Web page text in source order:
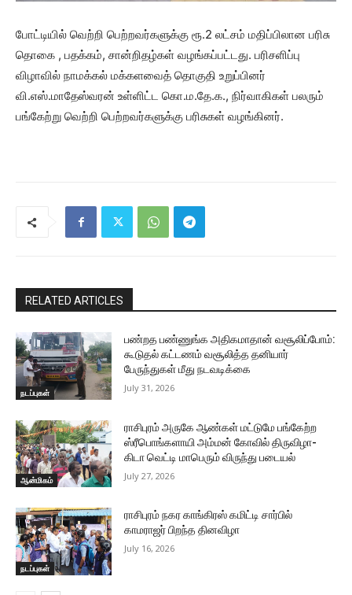
போட்டியில் வெற்றி பெற்றவர்களுக்கு ரூ.2 லட்சம் மதிப்பிலான பரிசு
தொகை , பதக்கம், சான்றிதழ்கள் வழங்கப்பட்டது. பரிசளிப்பு
விழாவில் நாமக்கல் மக்களவைத் தொகுதி உறுப்பினர்
வி.எஸ்.மாதேஸ்வரன் உள்ளிட்ட கொ.ம.தே.க., நிர்வாகிகள் பலரும்
பங்கேற்று வெற்றி பெற்றவர்களுக்கு பரிசுகள் வழங்கினர்.
RELATED ARTICLES
நடப்புகள்
பண்றத பண்ணுங்க அதிகமாதான் வசூலிப்போம்:
கூடுதல் கட்டணம் வசூலித்த தனியார்
பேருந்துகள் மீது நடவடிக்கை
July 31, 2026
ஆன்மிகம்
ராசிபுரம் அருகே ஆண்கள் மட்டுமே பங்கேற்ற
ஸ்ரீபொங்களாயி அம்மன் கோவில் திருவிழா-
கிடா வெட்டி மாபெரும் விருந்து படையல்
July 27, 2026
நடப்புகள்
ராசிபுரம் நகர காங்கிரஸ் கமிட்டி சார்பில்
காமராஜர் பிறந்த தினவிழா
July 16, 2026